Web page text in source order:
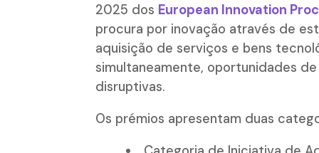
2025 dos European Innovation
procura por inovação através de
aquisição de serviços e bens
simultaneamente, oportunidades
disruptivas.
Os prémios apresentam duas